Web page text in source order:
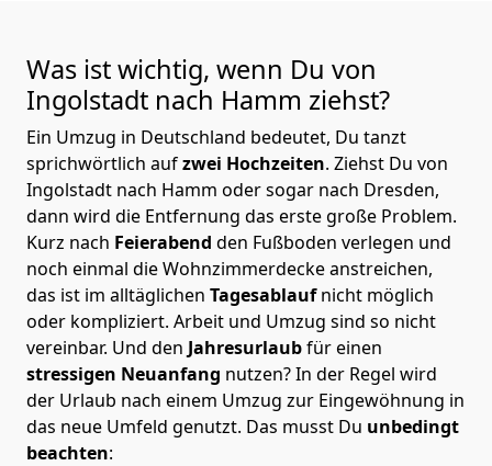
Was ist wichtig, wenn Du von
Ingolstadt nach Hamm ziehst?
Ein Umzug in Deutschland bedeutet, Du tanzt
sprichwörtlich aufzwei Hochzeiten. Ziehst Du von
Ingolstadt nach Hamm oder sogar nach Dresden,
dann wird die Entfernung das erste große Problem.
Kurz nach Feierabend den Fußboden verlegen und
noch einmal die Wohnzimmerdecke anstreichen,
das ist im alltäglichen Tagesablaufnicht möglich
oder kompliziert. Arbeit und Umzug sind so nicht
vereinbar. Und den Jahresurlaubfür einen
stressigen Neuanfang nutzen? In der Regel wird
der Urlaub nach einem Umzug zur Eingewöhnung in
das neue Umfeld genutzt. Das musst Du unbedingt
beachten: